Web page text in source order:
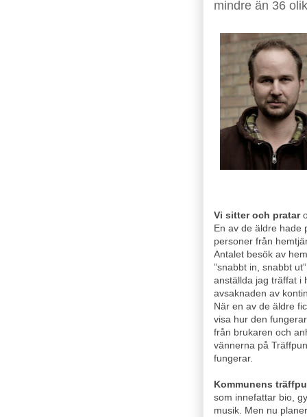
mindre än 36
Vi sitter och pratar
En av de äldre hade
personer från
Antalet besök av
”snabbt in, snabbt
anställda jag träffat i
avsaknaden av
När en av de äldre
visa hur den
från brukaren och
vännerna på
fungerar.
Kommunens
som innefattar bio,
musik. Men nu